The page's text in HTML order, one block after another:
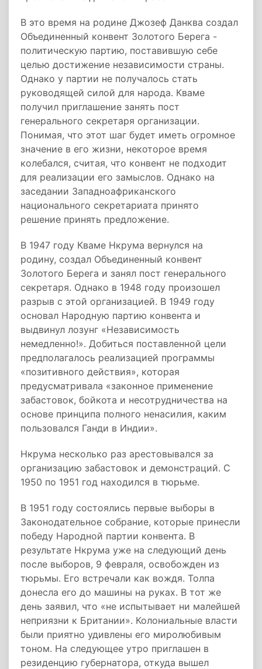
В это время на родине Джозеф Данква создал
Объединенный конвент Золотого Берега -
политическую партию, поставившую себе
целью достижение независимости страны.
Однако у партии не получалось стать
руководящей силой для народа. Кваме
получил приглашение занять пост
генерального секретаря организации.
Понимая, что этот шаг будет иметь огромное
значение в его жизни, некоторое время
колебался, считая, что конвент не подходит
для реализации его замыслов. Однако на
заседании Западноафриканского
национального секретариата принято
решение принять предложение.
В 1947 году Кваме Нкрума вернулся на
родину, создал Объединенный конвент
Золотого Берега и занял пост генерального
секретаря. Однако в 1948 году произошел
разрыв с этой организацией. В 1949 году
основал Народную партию конвента и
выдвинул лозунг «Независимость
немедленно!». Добиться поставленной цели
предполагалось реализацией программы
«позитивного действия», которая
предусматривала «законное применение
забастовок, бойкота и несотрудничества на
основе принципа полного ненасилия, каким
пользовался Ганди в Индии».
Нкрума несколько раз арестовывался за
организацию забастовок и демонстраций. С
1950 по 1951 год находился в тюрьме.
В 1951 году состоялись первые выборы в
Законодательное собрание, которые принесли
победу Народной партии конвента. В
результате Нкрума уже на следующий день
после выборов, 9 февраля, освобожден из
тюрьмы. Его встречали как вождя. Толпа
донесла его до машины на руках. В тот же
день заявил, что «не испытывает ни малейшей
неприязни к Британии». Колониальные власти
были приятно удивлены его миролюбивым
тоном. На следующее утро приглашен в
резиденцию губернатора, откуда вышел